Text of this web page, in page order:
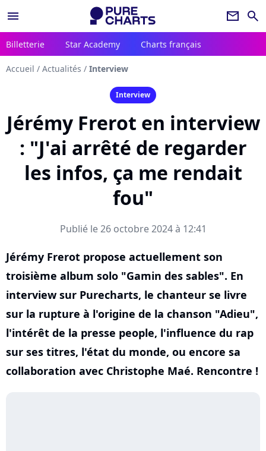
menu newsletter search
Billetterie Star Academy Charts français
Accueil / Actualités / Interview
Interview
Jérémy Frerot en interview
: "J'ai arrêté de regarder
les infos, ça me rendait
fou"
Publié le 26 octobre 2024 à 12:41
Jérémy Frerot propose actuellement son
troisième album solo "Gamin des sables". En
interview sur Purecharts, le chanteur se livre
sur la rupture à l'origine de la chanson "Adieu",
l'intérêt de la presse people, l'influence du rap
sur ses titres, l'état du monde, ou encore sa
collaboration avec Christophe Maé. Rencontre !